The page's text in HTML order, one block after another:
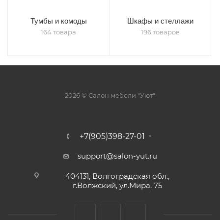
Тумбы и комоды
164 товара
Шкафы и стеллажи
196 товаров
2026 © Салон мебели "Уют"
+7(905)398-27-01
support@salon-yut.ru
404131, Волгоградская обл.,
г.Волжский, ул.Мира, 75